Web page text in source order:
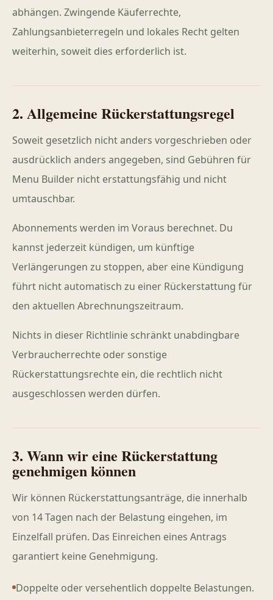
abhängen. Zwingende Käuferrechte,
Zahlungsanbieterregeln und lokales Recht gelten
weiterhin, soweit dies erforderlich ist.
2. Allgemeine Rückerstattungsregel
Soweit gesetzlich nicht anders vorgeschrieben oder
ausdrücklich anders angegeben, sind Gebühren für
Menu Builder nicht erstattungsfähig und nicht
umtauschbar.
Abonnements werden im Voraus berechnet. Du
kannst jederzeit kündigen, um künftige
Verlängerungen zu stoppen, aber eine Kündigung
führt nicht automatisch zu einer Rückerstattung für
den aktuellen Abrechnungszeitraum.
Nichts in dieser Richtlinie schränkt unabdingbare
Verbraucherrechte oder sonstige
Rückerstattungsrechte ein, die rechtlich nicht
ausgeschlossen werden dürfen.
3. Wann wir eine Rückerstattung
genehmigen können
Wir können Rückerstattungsanträge, die innerhalb
von 14 Tagen nach der Belastung eingehen, im
Einzelfall prüfen. Das Einreichen eines Antrags
garantiert keine Genehmigung.
Doppelte oder versehentlich doppelte Belastungen.